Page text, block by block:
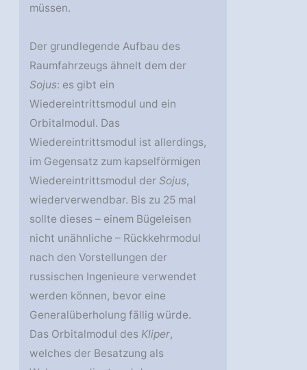
müssen.
Der grundlegende Aufbau des
Raumfahrzeugs ähnelt dem der
Sojus: es gibt ein
Wiedereintrittsmodul und ein
Orbitalmodul. Das
Wiedereintrittsmodul ist allerdings,
im Gegensatz zum kapselförmigen
Wiedereintrittsmodul derSojus,
wiederverwendbar. Bis zu 25 mal
sollte dieses – einem Bügeleisen
nicht unähnliche – Rückkehrmodul
nach den Vorstellungen der
russischen Ingenieure verwendet
werden können, bevor eine
Generalüberholung fällig würde.
Das Orbitalmodul des Kliper,
welches der Besatzung als